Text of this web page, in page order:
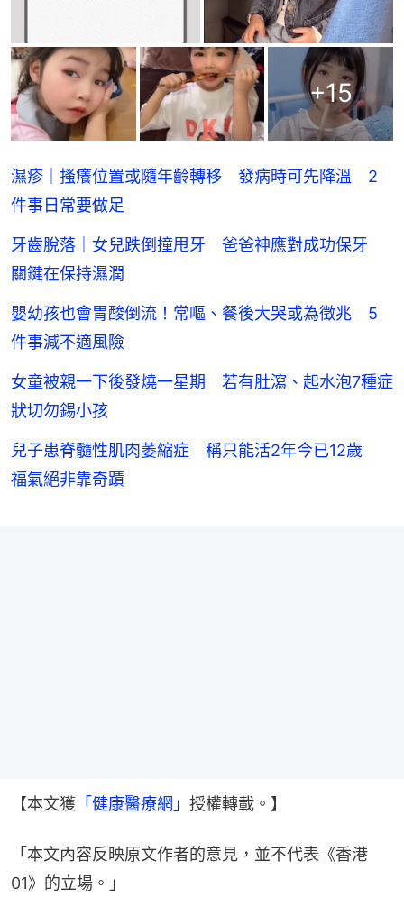
+15
濕疹｜搔癢位置或隨年齡轉移 發病時可先降溫 2
件事日常要做足
牙齒脫落｜女兒跌倒撞甩牙 爸爸神應對成功保牙
關鍵在保持濕潤
嬰幼孩也會胃酸倒流！常嘔、餐後大哭或為徵兆 5
件事減不適風險
女童被親一下後發燒一星期 若有肚瀉、起水泡7種症
狀切勿錫小孩
兒子患脊髓性肌肉萎縮症 稱只能活2年今已12歲
福氣絕非靠奇蹟
【本文獲 「健康醫療網」 授權轉載。】
「本文內容反映原文作者的意見，並不代表《香港
01》的立場。」